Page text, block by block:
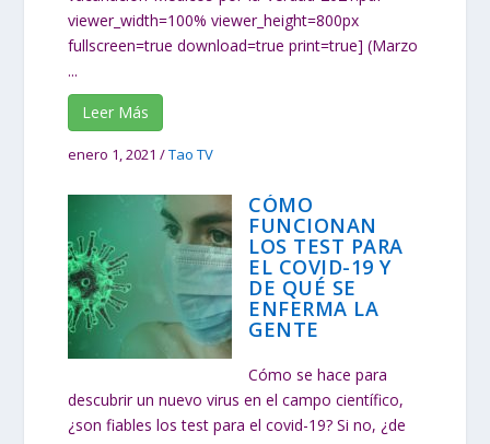
viewer_width=100% viewer_height=800px
fullscreen=true download=true print=true] (Marzo
...
Leer Más
enero 1, 2021 /Tao TV
CÓMO
FUNCIONAN
LOS TEST PARA
EL COVID-19 Y
DE QUÉ SE
ENFERMA LA
GENTE
Cómo se hace para
descubrir un nuevo virus en el campo científico,
¿son fiables los test para el covid-19? Si no, ¿de